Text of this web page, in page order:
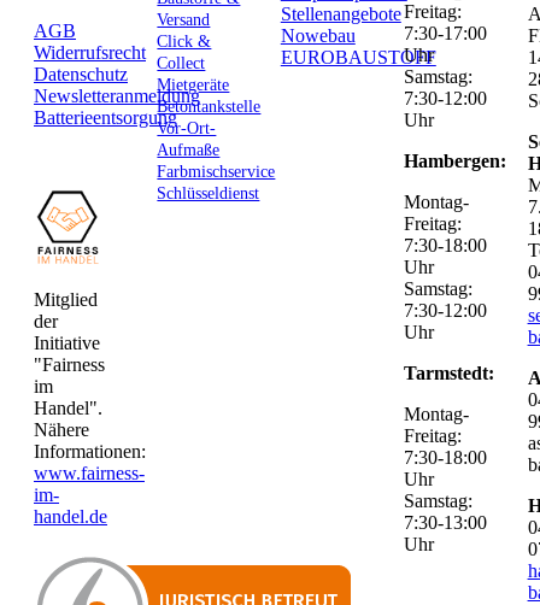
AGB
Widerrufsrecht
Datenschutz
Newsletteranmeldung
Batterieentsorgung
Mitglied
der
Initiative
"Fairness
im
Handel".
Nähere
Informationen:
www.fairness-
im-
handel.de
Versand
Click &
Collect
Mietgeräte
Betontankstelle
Vor-Ort-
Aufmaße
Farbmischservice
Schlüsseldienst
Stellenangebote
Nowebau
EUROBAUSTOFF
Freitag:
7:30-17:00
Uhr
Samstag:
7:30-12:00
Uhr
Hambergen:
Montag-
Freitag:
7:30-18:00
Uhr
Samstag:
7:30-12:00
Uhr
Tarmstedt:
Montag-
Freitag:
7:30-18:00
Uhr
Samstag:
7:30-13:00
Uhr